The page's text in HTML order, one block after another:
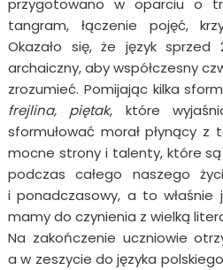
przygotowano w oparciu o
tangram, łączenie pojęć,
Okazało się, że język
archaiczny, aby współczesny
zrozumieć. Pomijając kilka
frejlina, piętak, które
sformułować morał płynący z
mocne strony i talenty, które
podczas całego naszego
i ponadczasowy, a to
mamy do czynienia z wielką
Na zakończenie uczniowie
a w zeszycie do języka